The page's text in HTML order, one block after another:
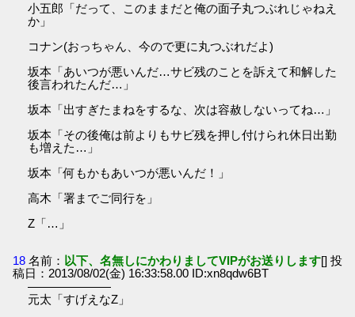
小五郎「だって、このままだと俺の面子丸つぶれじゃねえ
か」
コナン(おっちゃん、今ので更に丸つぶれだよ)
坂本「あいつが悪いんだ…サビ残のことを訴えて和解した
後言われたんだ…」
坂本「出すぎたまねをするな、次は容赦しないってね…」
坂本「その後俺は前よりもサビ残を押し付けられ休日出勤
も増えた…」
坂本「何もかもあいつが悪いんだ！」
高木「署までご同行を」
Z「…」
18 名前： 以下、名無しにかわりましてVIPがお送りします[] 投
稿日：2013/08/02(金) 16:33:58.00 ID:xn8qdw6BT
―――――――
元太「すげえなZ」